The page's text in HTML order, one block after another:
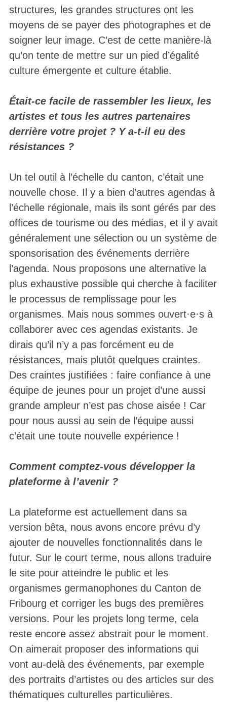
structures, les grandes structures ont les
moyens de se payer des photographes et de
soigner leur image. C’est de cette manière-là
qu’on tente de mettre sur un pied d’égalité
culture émergente et culture établie.
Était-ce facile de rassembler les lieux, les
artistes et tous les autres partenaires
derrière votre projet ? Y a-t-il eu des
résistances ?
Un tel outil à l’échelle du canton, c’était une
nouvelle chose. Il y a bien d’autres agendas à
l’échelle régionale, mais ils sont gérés par des
offices de tourisme ou des médias, et il y avait
généralement une sélection ou un système de
sponsorisation des événements derrière
l’agenda. Nous proposons une alternative la
plus exhaustive possible qui cherche à faciliter
le processus de remplissage pour les
organismes. Mais nous sommes ouvert·e·s à
collaborer avec ces agendas existants. Je
dirais qu’il n’y a pas forcément eu de
résistances, mais plutôt quelques craintes.
Des craintes justifiées : faire confiance à une
équipe de jeunes pour un projet d’une aussi
grande ampleur n’est pas chose aisée ! Car
pour nous aussi au sein de l’équipe aussi
c’était une toute nouvelle expérience !
Comment comptez-vous développer la
plateforme à l’avenir ?
La plateforme est actuellement dans sa
version bêta, nous avons encore prévu d’y
ajouter de nouvelles fonctionnalités dans le
futur. Sur le court terme, nous allons traduire
le site pour atteindre le public et les
organismes germanophones du Canton de
Fribourg et corriger les bugs des premières
versions. Pour les projets long terme, cela
reste encore assez abstrait pour le moment.
On aimerait proposer des informations qui
vont au-delà des événements, par exemple
des portraits d’artistes ou des articles sur des
thématiques culturelles particulières.